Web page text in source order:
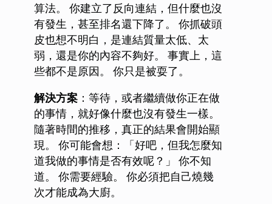
算法。 你建立了反向連結，但什麼也沒
有發生，甚至排名還下降了。 你抓破頭
皮也想不明白，是連結質量太低、太
弱，還是你的內容不夠好。 事實上，這
些都不是原因。 你只是被耍了。
解決方案 ：等待，或者繼續做你正在做
的事情，就好像什麼也沒有發生一樣。
隨著時間的推移，真正的結果會開始顯
現。 你可能會想：「好吧，但我怎麼知
道我做的事情是否有效呢？」 你不知
道。 你需要經驗。 你必須把自己燒幾
次才能成為大廚。